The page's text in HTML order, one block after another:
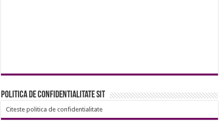
Politica de confidentialitate sit
Citeste politica de confidentialitate